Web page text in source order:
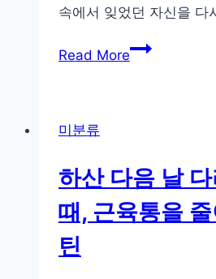
속에서 잊었던 자신을 다
Read More정
변
화,
등
미분류
하산 다음 날
때, 근육통을
틴